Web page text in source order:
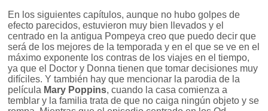
En los siguientes capítulos, aunque no hubo golpes de
efecto parecidos, estuvieron muy bien llevados y el
centrado en la antigua Pompeya creo que puedo decir que
será de los mejores de la temporada y en el que se ve en el
máximo exponente los contras de los viajes en el tiempo,
ya que el Doctor y Donna tienen que tomar decisiones muy
difíciles. Y también hay que mencionar la parodia de la
película Mary Poppins, cuando la casa comienza a
temblar y la familia trata de que no caiga ningún objeto y se